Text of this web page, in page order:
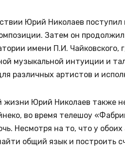
Юрий Николаев поступил
Затем он
имени П.И. Чайковского,
музыкальной интуиции и
различных артистов и
жизни Юрий Николаев также
во время телешоу
Несмотря на то, что у
общий язык и построить